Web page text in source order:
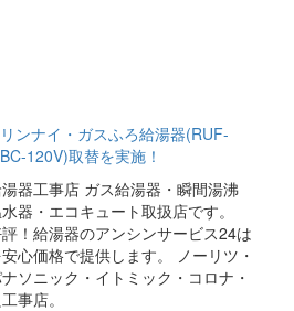
ンナイ・ガスふろ給湯器(RUF-
120V)取替を実施！
器工事店 ガス給湯器・瞬間湯沸
器・エコキュート取扱店です。
！給湯器のアンシンサービス24は
心価格で提供します。 ノーリツ・
ソニック・イトミック・コロナ・
事店。